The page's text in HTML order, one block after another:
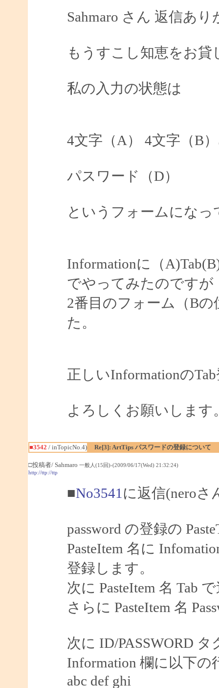
Sahmaro さん 返信あ
もうすこし知恵をお貸
私の入力の状態は
4文字（A） 4文字（B
パスワード（D）
というフォームになっ
Informationに（
でやってみたのですが
2番目のフォーム（B
た。
正しいInformationの
よろしくお願いします
■3542 / inTopicNo.4) Re[3]: ArtTips パスワードの登録について
□投稿者/ Sahmaro 一般人(15回)-(2009/06/17(Wed) 21:32:24)
http://ttp://ttp
■No3541 に返信(neroさ
password の登録の
PasteItem 名に
登録します。
次に PasteItem 名 Tab
さらに PasteItem 名
次に ID/PASSWORD タ
Information 欄に以下の
abc def ghi